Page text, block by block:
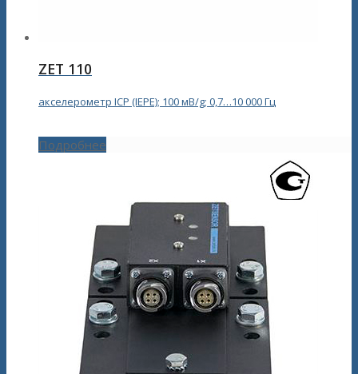
ZET 110
акселерометр ICP (IEPE); 100 мВ/g; 0,7…10 000 Гц
Подробнее